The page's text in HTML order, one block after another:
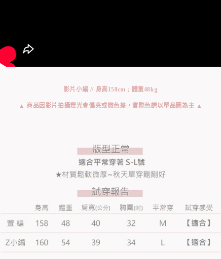
影片小編 // 身高158cm ; 體重48kg
▲ 商品因影片拍攝燈光會偏亮或微色差，實際色請以單品圖為主 ▲